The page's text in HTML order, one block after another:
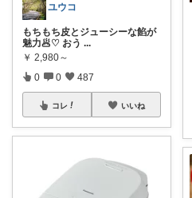
ユウコ
もちもち皮とジューシーな餡が
魅力🥟♡ おう ...
￥ 2,980～
0 0 487
コレ いいね